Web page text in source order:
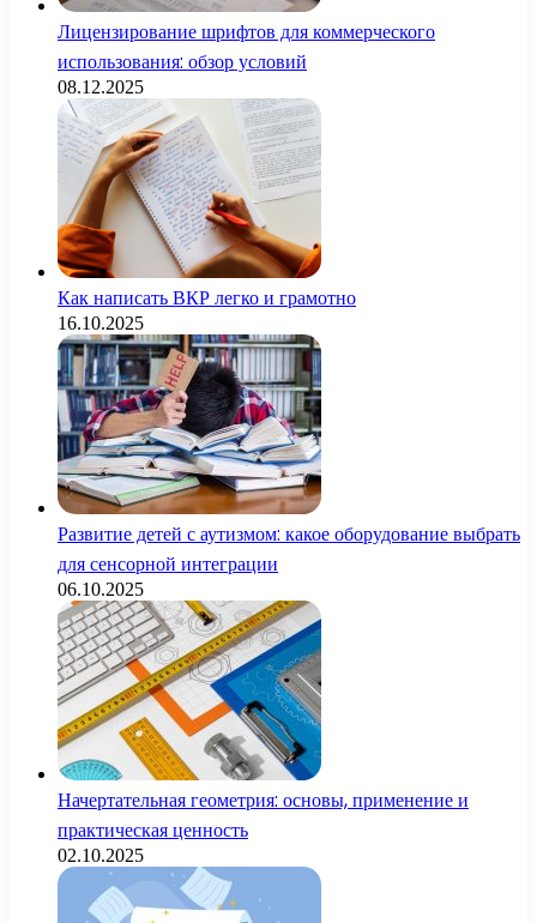
Лицензирование шрифтов для коммерческого
использования: обзор условий
08.12.2025
Как написать ВКР легко и грамотно
16.10.2025
Развитие детей с аутизмом: какое оборудование выбрать
для сенсорной интеграции
06.10.2025
Начертательная геометрия: основы, применение и
практическая ценность
02.10.2025